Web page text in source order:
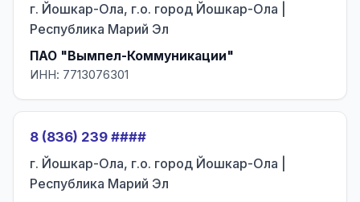
г. Йошкар-Ола, г.о. город Йошкар-Ола |
Республика Марий Эл
ПАО "Вымпел-Коммуникации"
ИНН: 7713076301
8 (836) 239 ####
г. Йошкар-Ола, г.о. город Йошкар-Ола |
Республика Марий Эл